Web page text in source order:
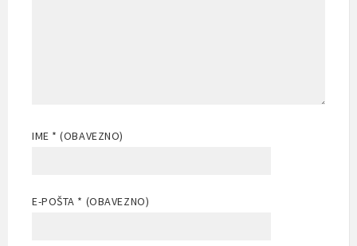
IME * (OBAVEZNO)
E-POŠTA * (OBAVEZNO)